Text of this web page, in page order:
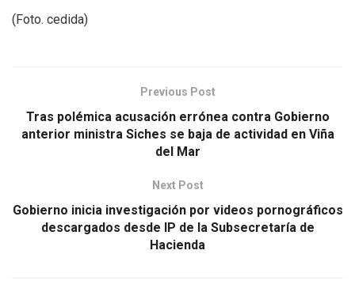
(Foto. cedida)
Previous Post
Tras polémica acusación errónea contra Gobierno
anterior ministra Siches se baja de actividad en Viña
del Mar
Next Post
Gobierno inicia investigación por videos pornográficos
descargados desde IP de la Subsecretaría de
Hacienda